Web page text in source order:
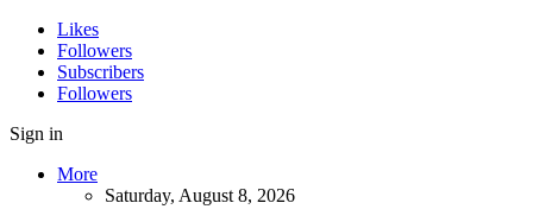
Likes
Followers
Subscribers
Followers
Sign in
More
Saturday, August 8, 2026